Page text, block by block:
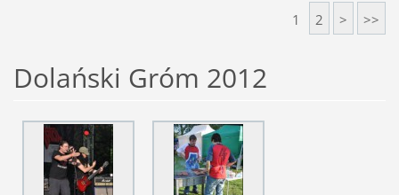
1 2 > >>
Dolański Gróm 2012